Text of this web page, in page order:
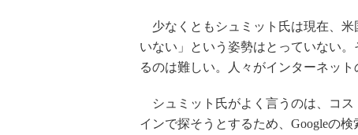
少なくともシュミット氏は現在、米
いない」という姿勢はとっていない
るのは難しい。人々がインターネッ
シュミット氏がよく言うのは、コス
インで探そうとするため、Googleの